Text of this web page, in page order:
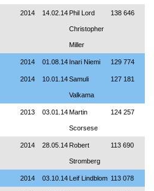
2014 14.02.14 Phil Lord
Christopher
Miller
138 646
2014 01.08.14 Inari Niemi 129 774
2014 10.01.14Samuli
Valkama
127 181
2013 03.01.14Martin
Scorsese
124 257
2014 28.05.14 Robert
Stromberg
113 690
2014 03.10.14 Leif Lindblom 113 078